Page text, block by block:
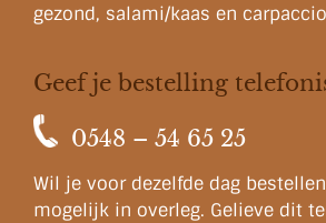
gezond, salami/kaas en
Geef je bestelling
0548 – 54 65 25
Wil je voor dezelfde dag
mogelijk in overleg. Gelieve dit